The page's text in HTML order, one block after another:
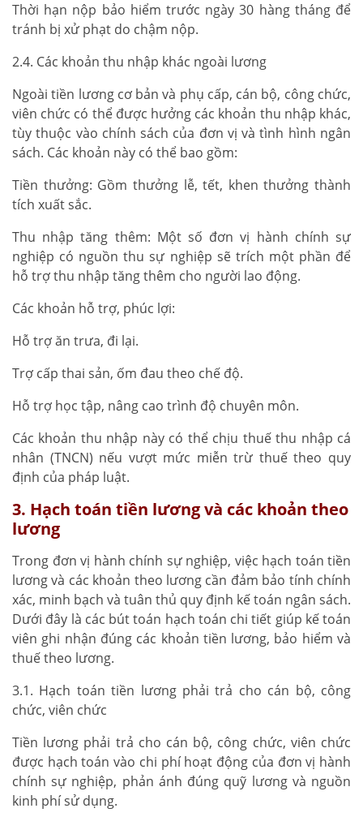
Thời hạn nộp bảo hiểm trước ngày 30 hàng tháng để
tránh bị xử phạt do chậm nộp.
2.4. Các khoản thu nhập khác ngoài lương
Ngoài tiền lương cơ bản và phụ cấp, cán bộ, công chức,
viên chức có thể được hưởng các khoản thu nhập khác,
tùy thuộc vào chính sách của đơn vị và tình hình ngân
sách. Các khoản này có thể bao gồm:
Tiền thưởng: Gồm thưởng lễ, tết, khen thưởng thành
tích xuất sắc.
Thu nhập tăng thêm: Một số đơn vị hành chính sự
nghiệp có nguồn thu sự nghiệp sẽ trích một phần để
hỗ trợ thu nhập tăng thêm cho người lao động.
Các khoản hỗ trợ, phúc lợi:
Hỗ trợ ăn trưa, đi lại.
Trợ cấp thai sản, ốm đau theo chế độ.
Hỗ trợ học tập, nâng cao trình độ chuyên môn.
Các khoản thu nhập này có thể chịu thuế thu nhập cá
nhân (TNCN) nếu vượt mức miễn trừ thuế theo quy
định của pháp luật.
3. Hạch toán tiền lương và các khoản theo
lương
Trong đơn vị hành chính sự nghiệp, việc hạch toán tiền
lương và các khoản theo lương cần đảm bảo tính chính
xác, minh bạch và tuân thủ quy định kế toán ngân sách.
Dưới đây là các bút toán hạch toán chi tiết giúp kế toán
viên ghi nhận đúng các khoản tiền lương, bảo hiểm và
thuế theo lương.
3.1. Hạch toán tiền lương phải trả cho cán bộ, công
chức, viên chức
Tiền lương phải trả cho cán bộ, công chức, viên chức
được hạch toán vào chi phí hoạt động của đơn vị hành
chính sự nghiệp, phản ánh đúng quỹ lương và nguồn
kinh phí sử dụng.